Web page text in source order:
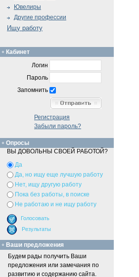
Ювелиры
Другие профессии
Ищу работу
Кабинет
Логин
Пароль
Запомнить
Регистрация
Забыли пароль?
Опросы
ВЫ ДОВОЛЬНЫ СВОЕЙ РАБОТОЙ?
Да
Да, но ищу еще лучшую работу
Нет, ищу другую работу
Пока без работы, в поиске
Не работаю и не ищу работу
Ваши предложения
Будем рады получить Ваши
предложения или замечания по
развитию и содержанию сайта.